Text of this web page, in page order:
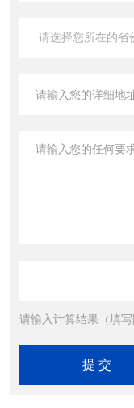
请输入计算结果（填